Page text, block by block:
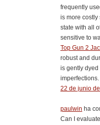
frequently
is more costly
state with all
sensitive to
Top Gun 2
robust and
is gently dyed
imperfections.
22 de junio
paulwin ha
Can I